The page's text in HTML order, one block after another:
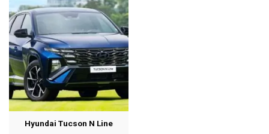
Hyundai Tucson N Line